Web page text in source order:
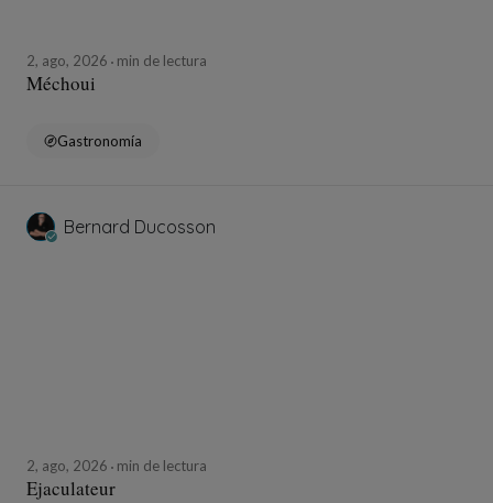
2, ago, 2026 min de lectura
Méchoui
Gastronomía
Bernard Ducosson
2, ago, 2026 min de lectura
Ejaculateur